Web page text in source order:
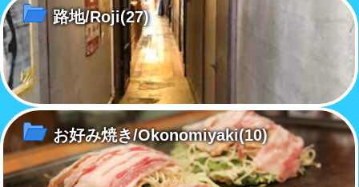
路地/Roji(27)
お好み焼き/Okonomiyaki(10)